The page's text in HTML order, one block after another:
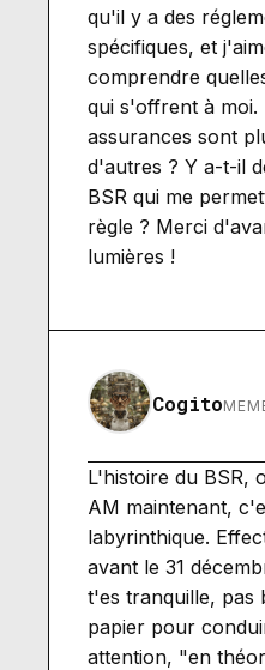
qu'il y a des
spécifiques, et
comprendre
qui s'offrent à moi.
assurances sont
d'autres ? Y a-t-il
BSR qui me
règle ? Merci
lumières !
Cogito
L'histoire du BSR,
AM maintenant,
labyrinthique.
avant le 31
t'es tranquille, pas
papier pour
attention, "en